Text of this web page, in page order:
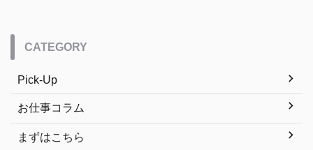
CATEGORY
Pick-Up
お仕事コラム
まずはこちら